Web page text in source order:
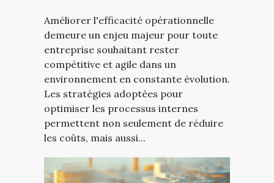
Améliorer l'efficacité opérationnelle
demeure un enjeu majeur pour toute
entreprise souhaitant rester
compétitive et agile dans un
environnement en constante évolution.
Les stratégies adoptées pour
optimiser les processus internes
permettent non seulement de réduire
les coûts, mais aussi...